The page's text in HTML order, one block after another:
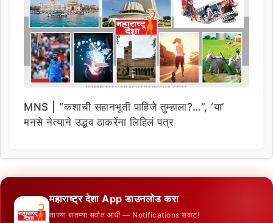
MNS | “कशाची सहानभूती पाहिजे तुम्हाला?…”, ‘या’
मनसे नेत्याने उद्धव ठाकरेंना लिहिलं पत्र
महाराष्ट्र देशा App डाउनलोड करा
ताज्या बातम्या सर्वात आधी — Notifications सकट!